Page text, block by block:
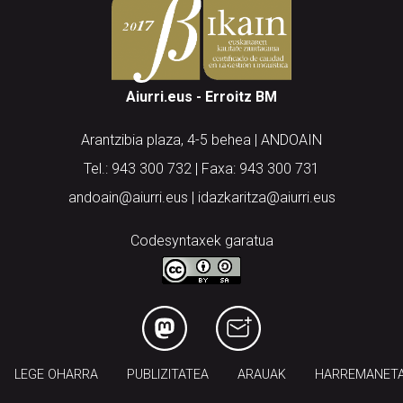
Aiurri.eus - Erroitz BM
Arantzibia plaza, 4-5 behea | ANDOAIN
Tel.: 943 300 732 | Faxa: 943 300 731
andoain@aiurri.eus | idazkaritza@aiurri.eus
Codesyntaxek garatua
LEGE OHARRA PUBLIZITATEA ARAUAK